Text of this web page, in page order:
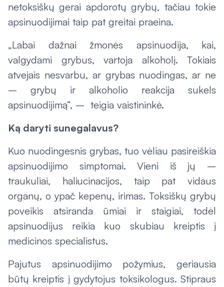
netoksiškų gerai apdorotų grybų, tačiau tokie
apsinuodijimai taip pat greitai praeina.
„Labai dažnai žmonės apsinuodija, kai,
valgydami grybus, vartoja alkoholį. Tokiais
atvejais nesvarbu, ar grybas nuodingas, ar ne
– grybų ir alkoholio reakcija sukels
apsinuodijimą“, – teigia vaistininkė.
Ką daryti sunegalavus?
Kuo nuodingesnis grybas, tuo vėliau pasireiškia
apsinuodijimo simptomai. Vieni iš jų –
traukuliai, haliucinacijos, taip pat vidaus
organų, o ypač kepenų, irimas. Toksiškų grybų
poveikis atsiranda ūmiai ir staigiai, todėl
apsinuodijus reikia kuo skubiau kreiptis į
medicinos specialistus.
Pajutus apsinuodijimo požymius, geriausia
būtų kreiptis į gydytojus toksikologus. Stipraus